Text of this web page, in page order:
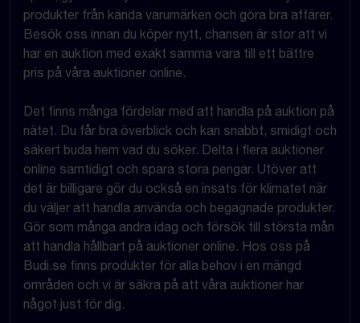
produkter från kända varumärken och göra bra affärer.
Besök oss innan du köper nytt, chansen är stor att vi
har en auktion med exakt samma vara till ett bättre
pris på våra auktioner online.
Det finns många fördelar med att handla på auktion på
nätet. Du får bra överblick och kan snabbt, smidigt och
säkert buda hem vad du söker. Delta i flera auktioner
online samtidigt och spara stora pengar. Utöver att
det är billigare gör du också en insats för klimatet när
du väljer att handla använda och begagnade produkter.
Gör som många andra idag och försök till största mån
att handla hållbart på auktioner online. Hos oss på
Budi.se finns produkter för alla behov i en mängd
områden och vi är säkra på att våra auktioner har
något just för dig.